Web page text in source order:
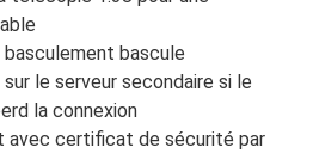
basculement bascule
le serveur secondaire si le
la connexion
avec certificat de sécurité par